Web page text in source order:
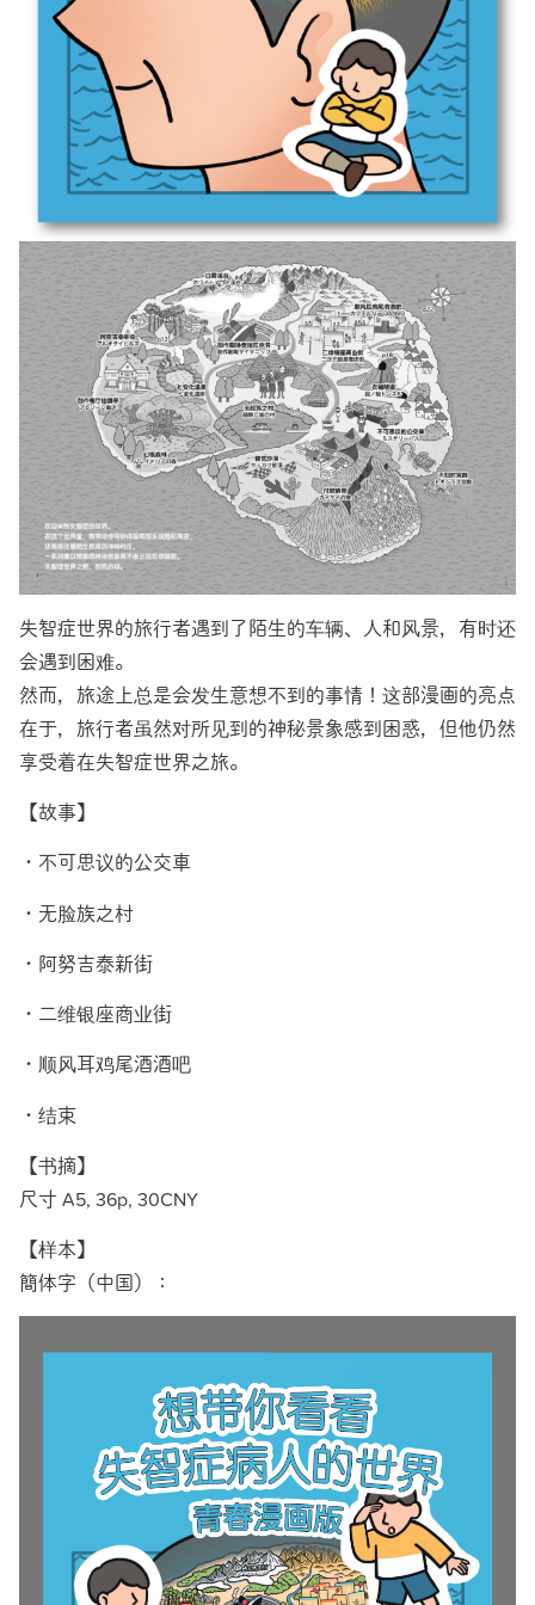
失智症世界的旅行者遇到了陌生的车辆、人和风景，有时还
会遇到困难。
然而，旅途上总是会发生意想不到的事情！这部漫画的亮点
在于，旅行者虽然对所见到的神秘景象感到困惑，但他仍然
享受着在失智症世界之旅。
【故事】
・不可思议的公交車
・无脸族之村
・阿努吉泰新街
・二维银座商业街
・顺风耳鸡尾酒酒吧
・结束
【书摘】
尺寸 A5, 36p, 30CNY
【样本】
簡体字（中国）：